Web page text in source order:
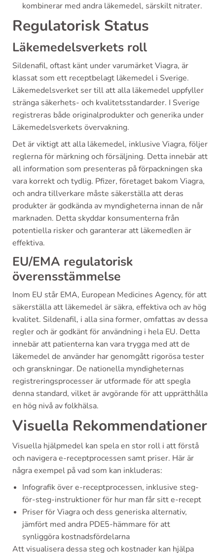
kombinerar med andra läkemedel, särskilt nitrater.
Regulatorisk Status
Läkemedelsverkets roll
Sildenafil, oftast känt under varumärket Viagra, är
klassat som ett receptbelagt läkemedel i Sverige.
Läkemedelsverket ser till att alla läkemedel uppfyller
stränga säkerhets- och kvalitetsstandarder. I Sverige
registreras både originalprodukter och generika under
Läkemedelsverkets övervakning.
Det är viktigt att alla läkemedel, inklusive Viagra, följer
reglerna för märkning och försäljning. Detta innebär att
all information som presenteras på förpackningen ska
vara korrekt och tydlig. Pfizer, företaget bakom Viagra,
och andra tillverkare måste säkerställa att deras
produkter är godkända av myndigheterna innan de når
marknaden. Detta skyddar konsumenterna från
potentiella risker och garanterar att läkemedlen är
effektiva.
EU/EMA regulatorisk
överensstämmelse
Inom EU står EMA, European Medicines Agency, för att
säkerställa att läkemedel är säkra, effektiva och av hög
kvalitet. Sildenafil, i alla sina former, omfattas av dessa
regler och är godkänt för användning i hela EU. Detta
innebär att patienterna kan vara trygga med att de
läkemedel de använder har genomgått rigorösa tester
och granskningar. De nationella myndigheternas
registreringsprocesser är utformade för att spegla
denna standard, vilket är avgörande för att upprätthålla
en hög nivå av folkhälsa.
Visuella Rekommendationer
Visuella hjälpmedel kan spela en stor roll i att förstå
och navigera e-receptprocessen samt priser. Här är
några exempel på vad som kan inkluderas:
Infografik över e-receptprocessen, inklusive steg-
för-steg-instruktioner för hur man får sitt e-recept
Priser för Viagra och dess generiska alternativ,
jämfört med andra PDE5-hämmare för att
synliggöra kostnadsfördelarna
Att visualisera dessa steg och kostnader kan hjälpa